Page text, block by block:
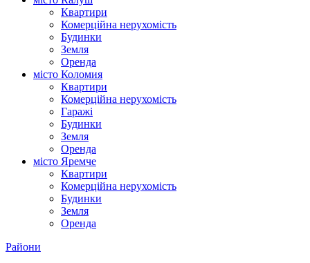
Квартири
Комерційна нерухомість
Будинки
Земля
Оренда
місто Коломия
Квартири
Комерційна нерухомість
Гаражі
Будинки
Земля
Оренда
місто Яремче
Квартири
Комерційна нерухомість
Будинки
Земля
Оренда
Райони